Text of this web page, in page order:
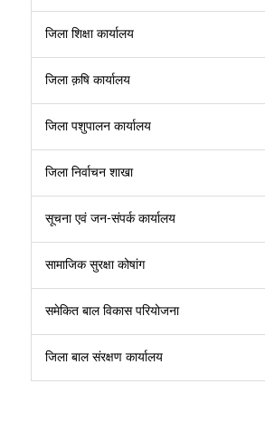
जिला शिक्षा कार्यालय
जिला क़षि कार्यालय
जिला पशुपालन कार्यालय
जिला निर्वाचन शाखा
सूचना एवं जन-संपर्क कार्यालय
सामाजिक सुरक्षा कोषांग
समेकित बाल विकास परियोजना
जिला बाल संरक्षण कार्यालय